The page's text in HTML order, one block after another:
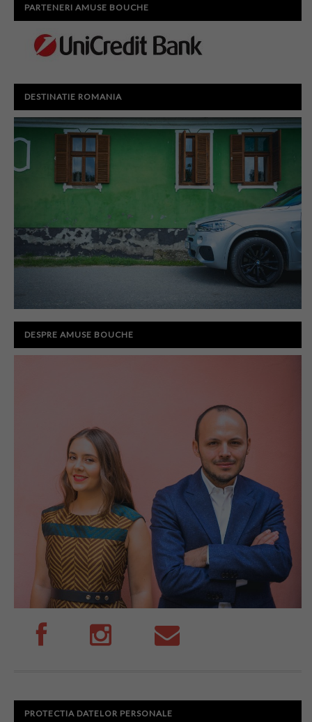
PARTENERI AMUSE BOUCHE
DESTINATIE ROMANIA
DESPRE AMUSE BOUCHE
PROTECTIA DATELOR PERSONALE